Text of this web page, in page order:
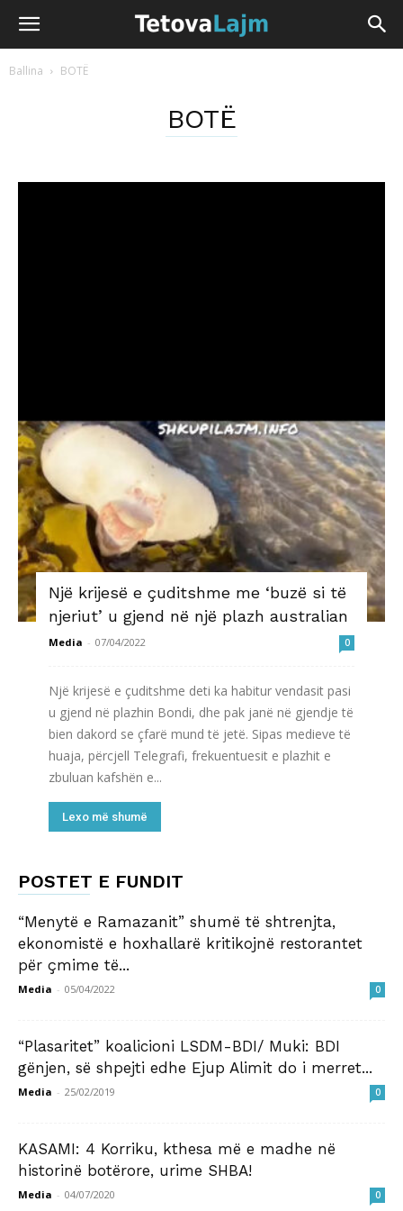
Ballina BOTË
BOTË
Një krijesë e çuditshme me ‘buzë si të
njeriut’ u gjend në një plazh australian
Media - 07/04/2022 0
Një krijesë e çuditshme deti ka habitur vendasit pasi
u gjend në plazhin Bondi, dhe pak janë në gjendje të
bien dakord se çfarë mund të jetë. Sipas medieve të
huaja, përcjell Telegrafi, frekuentuesit e plazhit e
zbuluan kafshën e...
Lexo më shumë
POSTET E FUNDIT
“Menytë e Ramazanit” shumë të shtrenjta,
ekonomistë e hoxhallarë kritikojnë restorantet
për çmime të...
Media - 05/04/2022 0
“Plasaritet” koalicioni LSDM-BDI/ Muki: BDI
gënjen, së shpejti edhe Ejup Alimit do i merret...
Media - 25/02/2019 0
KASAMI: 4 Korriku, kthesa më e madhe në
historinë botërore, urime SHBA!
Media - 04/07/2020 0